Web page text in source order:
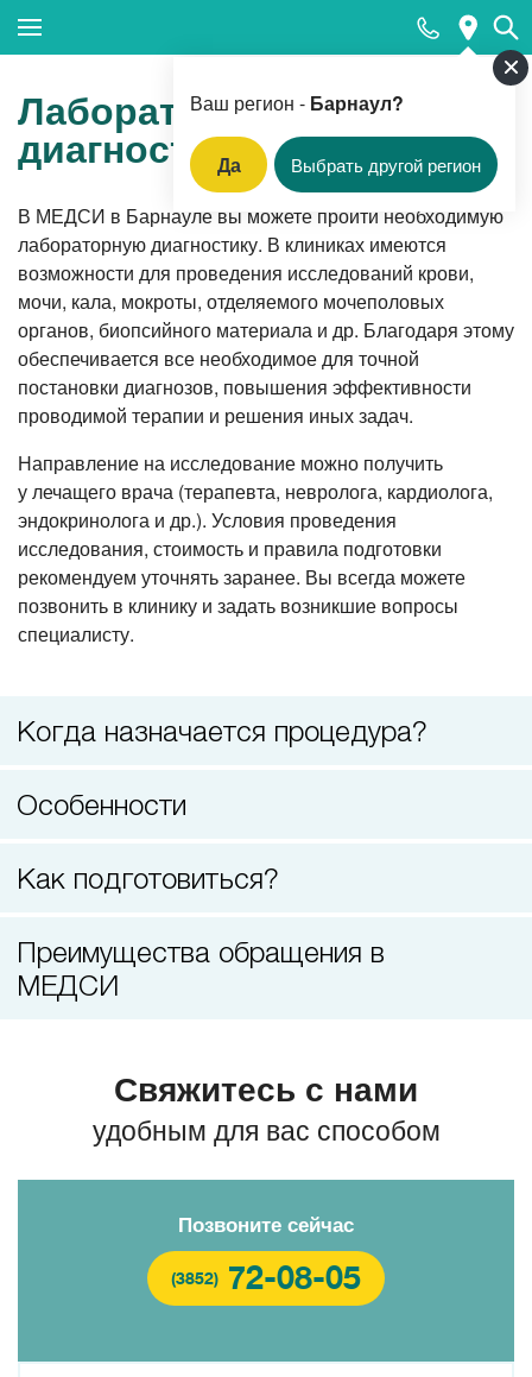
Ваш регион - Барнаул?
Да Выбрать другой регион
Популярные запросы
Анализ ПСА (простатический специфический
антиген)
Приём врача-дерматовенеролога
Лабораторная диагностика
Прием невролога
Колоноскопия под наркозом
Прием кардиолога
Удаление доброкачественных новообразований
на коже
Лабораторная
диагностика
В МЕДСИ в Барнауле вы можете пройти необходимую
лабораторную диагностику. В клиниках имеются
возможности для проведения исследований крови,
мочи, кала, мокроты, отделяемого мочеполовых
органов, биопсийного материала и др. Благодаря этому
обеспечивается все необходимое для точной
постановки диагнозов, повышения эффективности
проводимой терапии и решения иных задач.
Направление на исследование можно получить
у лечащего врача (терапевта, невролога, кардиолога,
эндокринолога и др.). Условия проведения
исследования, стоимость и правила подготовки
рекомендуем уточнять заранее. Вы всегда можете
позвонить в клинику и задать возникшие вопросы
специалисту.
Когда назначается процедура?
Особенности
Как подготовиться?
Преимущества обращения в
МЕДСИ
Свяжитесь с нами
удобным для вас способом
Позвоните сейчас
(3852) 72-08-05